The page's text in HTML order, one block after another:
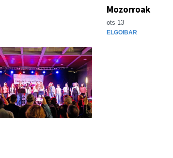
Mozorroak
ots 13
ELGOIBAR